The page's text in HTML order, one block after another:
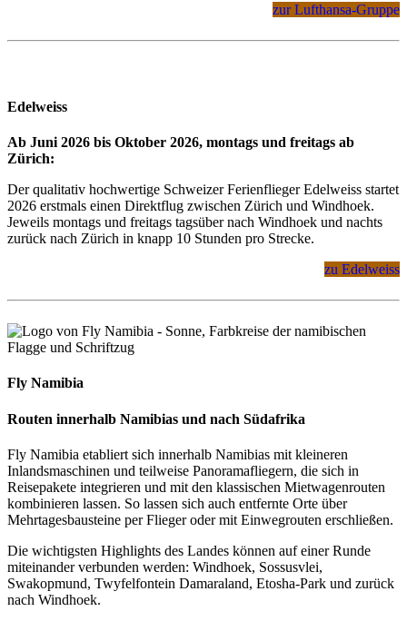
zur Lufthansa-Gruppe
Edelweiss
Ab Juni 2026 bis Oktober 2026, montags und freitags ab
Zürich:
Der qualitativ hochwertige Schweizer Ferienflieger Edelweiss startet
2026 erstmals einen Direktflug zwischen Zürich und Windhoek.
Jeweils montags und freitags tagsüber nach Windhoek und nachts
zurück nach Zürich in knapp 10 Stunden pro Strecke.
zu Edelweiss
Fly Namibia
Routen innerhalb Namibias und nach Südafrika
Fly Namibia etabliert sich innerhalb Namibias mit kleineren
Inlandsmaschinen und teilweise Panoramafliegern, die sich in
Reisepakete integrieren und mit den klassischen Mietwagenrouten
kombinieren lassen. So lassen sich auch entfernte Orte über
Mehrtagesbausteine per Flieger oder mit Einwegrouten erschließen.
Die wichtigsten Highlights des Landes können auf einer Runde
miteinander verbunden werden: Windhoek, Sossusvlei,
Swakopmund, Twyfelfontein Damaraland, Etosha-Park und zurück
nach Windhoek.